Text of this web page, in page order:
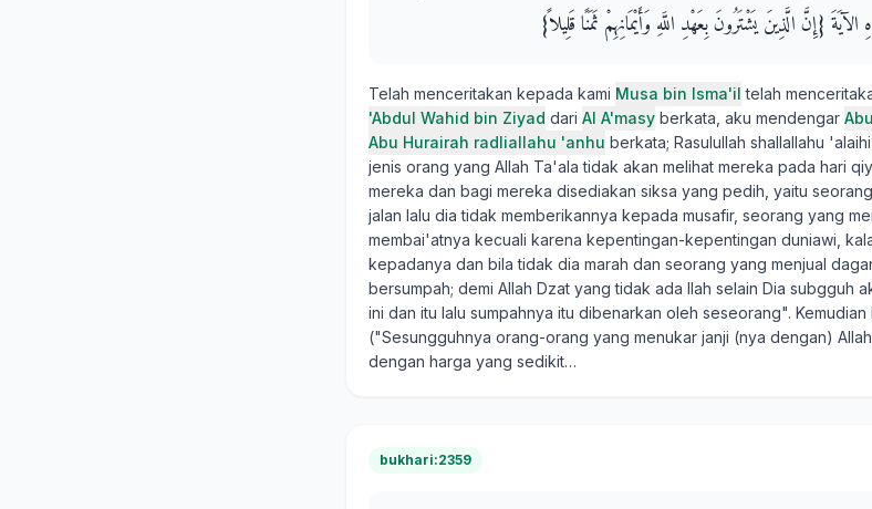
‏{‏إِنَّ الَّذِينَ يَشْتَرُونَ بِعَهْدِ اللَّهِ وَأَيْمَانِهِمْ ثَمَنًا قَلِيلاً‏}‏
Telah menceritakan kepada kami Musa bin Isma'il telah
'Abdul Wahid bin Ziyad dari Al A'masy berkata, aku mendengar
Abu Hurairah radliallahu 'anhu berkata; Rasulullah shallallahu
jenis orang yang Allah Ta'ala tidak akan melihat mereka pada hari
mereka dan bagi mereka disediakan siksa yang pedih, yaitu
jalan lalu dia tidak memberikannya kepada musafir, seorang yang
membai'atnya kecuali karena kepentingan-kepentingan duniawi,
kepadanya dan bila tidak dia marah dan seorang yang menjual
bersumpah; demi Allah Dzat yang tidak ada Ilah selain Dia subgguh
ini dan itu lalu sumpahnya itu dibenarkan oleh seseorang". Kemudian
("Sesungguhnya orang-orang yang menukar janji (nya dengan)
dengan harga yang sedikit…
bukhari:2359